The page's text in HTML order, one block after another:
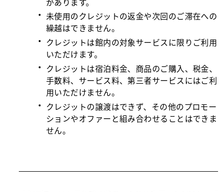
未使用のクレジットの返金や次回のご滞在への
繰越はできません。
クレジットは館内の対象サービスに限りご利用
いただけます。
クレジットは宿泊料金、商品のご購入、税金、
手数料、サービス料、第三者サービスにはご利
用いただけません。
クレジットの譲渡はできず、その他のプロモー
ションやオファーと組み合わせることはできま
せん。